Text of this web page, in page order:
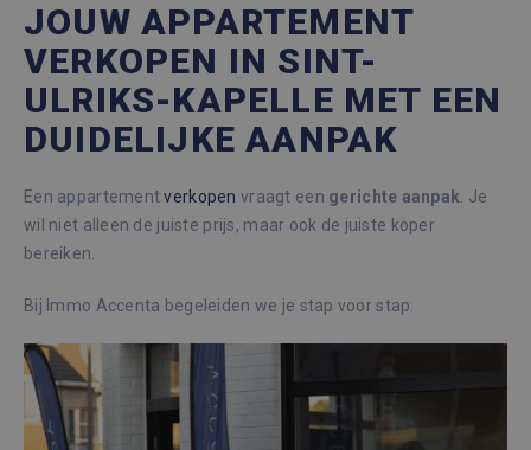
JOUW APPARTEMENT
VERKOPEN IN SINT-
ULRIKS-KAPELLE MET EEN
DUIDELIJKE AANPAK
Een appartementverkopen vraagt een gerichte aanpak . Je
wil niet alleen de juiste prijs, maar ook de juiste koper
bereiken.
Bij Immo Accenta begeleiden we je stap voor stap: